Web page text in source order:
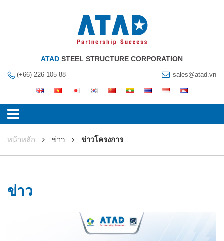
ATAD STEEL STRUCTURE CORPORATION
(+66) 226 105 88 sales@atad.vn
หน้าหลัก ข่าว ข่าวโครงการ
ข่าว